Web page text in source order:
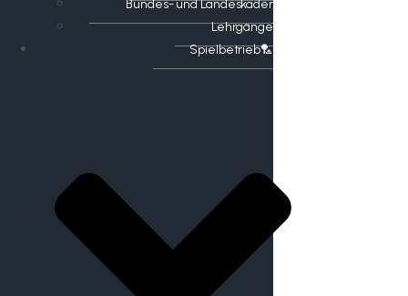
Bundes- und Landeskader
Lehrgänge
Spielbetrieb🏸